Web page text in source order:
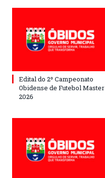
Edital do 2º Campeonato
Obidense de Futebol Master
2026